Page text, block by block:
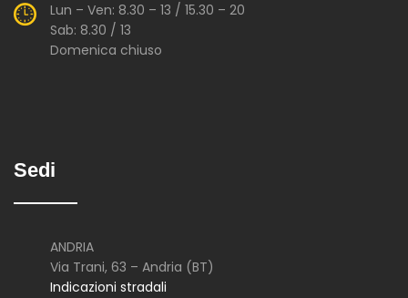
Lun – Ven: 8.30 – 13 / 15.30 – 20
Sab: 8.30 / 13
Domenica chiuso
Sedi
ANDRIA
Via Trani, 63 – Andria (BT)
Indicazioni stradali